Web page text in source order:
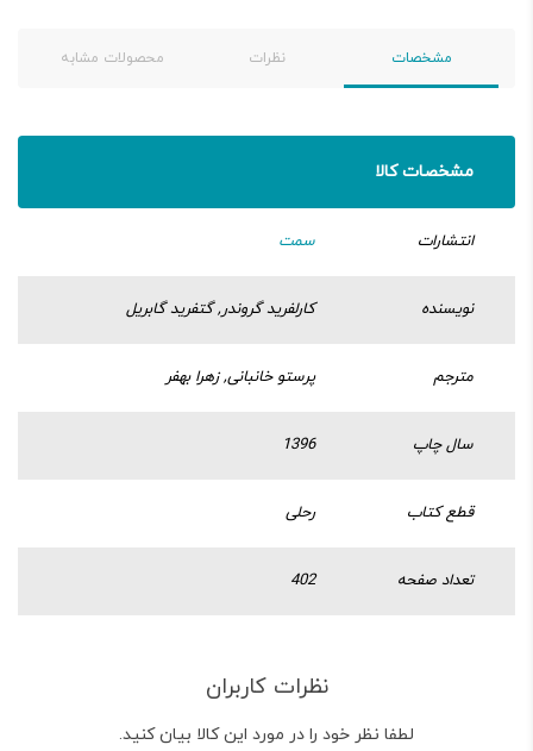
مشخصات نظرات محصولات مشابه
مشخصات کالا
انتشارات سمت
نویسنده کارلفرید گروندر, گتفرید گابریل
مترجم پرستو خانبانی, زهرا بهفر
سال چاپ 1396
قطع کتاب رحلی
تعداد صفحه 402
نظرات کاربران
لطفا نظر خود را در مورد این کالا بیان کنید.